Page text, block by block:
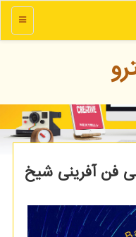
منو
فن آفرینی شیخ